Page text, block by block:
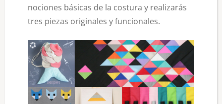
nociones básicas de la costura y realizarás
tres piezas originales y funcionales.